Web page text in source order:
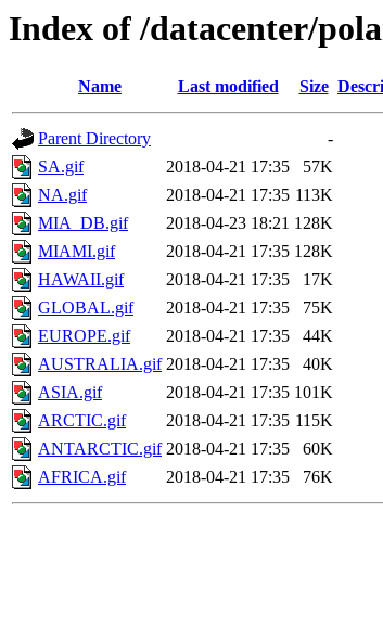
Index of /datacenter/
Name Last modified Size
Parent Directory
-
SA.gif
2018-04-21 17:35
57K
NA.gif
2018-04-21 17:35 113K
MIA_DB.gif
2018-04-23 18:21 128K
MIAMI.gif
2018-04-21 17:35 128K
HAWAII.gif
2018-04-21 17:35
17K
GLOBAL.gif
2018-04-21 17:35
75K
EUROPE.gif
2018-04-21 17:35
44K
AUSTRALIA.gif 2018-04-21 17:35
40K
ASIA.gif
2018-04-21 17:35 101K
ARCTIC.gif
2018-04-21 17:35 115K
ANTARCTIC.gif 2018-04-21 17:35
60K
AFRICA.gif
2018-04-21 17:35 76K